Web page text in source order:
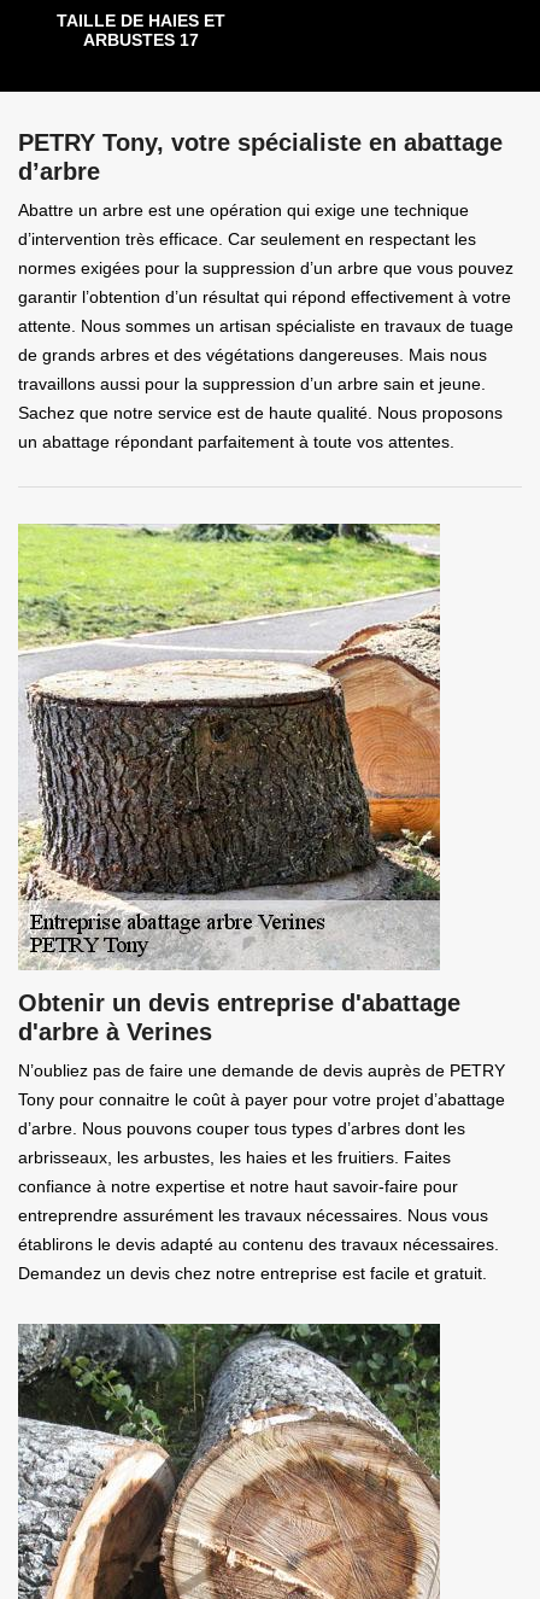
TAILLE DE HAIES ET
ARBUSTES 17
PETRY Tony, votre spécialiste en abattage
d’arbre
Abattre un arbre est une opération qui exige une technique
d’intervention très efficace. Car seulement en respectant les
normes exigées pour la suppression d’un arbre que vous pouvez
garantir l’obtention d’un résultat qui répond effectivement à votre
attente. Nous sommes un artisan spécialiste en travaux de tuage
de grands arbres et des végétations dangereuses. Mais nous
travaillons aussi pour la suppression d’un arbre sain et jeune.
Sachez que notre service est de haute qualité. Nous proposons
un abattage répondant parfaitement à toute vos attentes.
Obtenir un devis entreprise d'abattage
d'arbre à Verines
N’oubliez pas de faire une demande de devis auprès de PETRY
Tony pour connaitre le coût à payer pour votre projet d’abattage
d’arbre. Nous pouvons couper tous types d’arbres dont les
arbrisseaux, les arbustes, les haies et les fruitiers. Faites
confiance à notre expertise et notre haut savoir-faire pour
entreprendre assurément les travaux nécessaires. Nous vous
établirons le devis adapté au contenu des travaux nécessaires.
Demandez un devis chez notre entreprise est facile et gratuit.